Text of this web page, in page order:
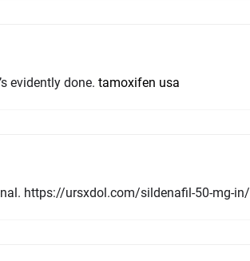
evidently done.tamoxifen usa
https://ursxdol.com/sildenafil-50-mg-in/